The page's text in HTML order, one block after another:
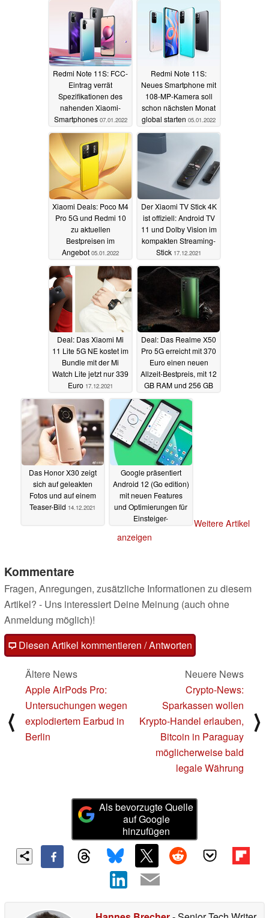
Redmi Note 11S: FCC-
Eintrag verrät
Spezifikationen des
nahenden Xiaomi-
Smartphones 07.01.2022
Redmi Note 11S:
Neues Smartphone mit
108-MP-Kamera soll
schon nächsten Monat
global starten 05.01.2022
Xiaomi Deals: Poco M4
Pro 5G und Redmi 10
zu aktuellen
Bestpreisen im
Angebot 05.01.2022
Der Xiaomi TV Stick 4K
ist offiziell: Android TV
11 und Dolby Vision im
kompakten Streaming-
Stick 17.12.2021
Deal: Das Xiaomi Mi
11 Lite 5G NE kostet im
Bundle mit der Mi
Watch Lite jetzt nur 339
Euro 17.12.2021
Deal: Das Realme X50
Pro 5G erreicht mit 370
Euro einen neuen
Allzeit-Bestpreis, mit 12
GB RAM und 256 GB
Speicher14.12.2021
Das Honor X30 zeigt
sich auf geleakten
Fotos und auf einem
Teaser-Bild 14.12.2021
Google präsentiert
Android 12 (Go edition)
mit neuen Features
und Optimierungen für
Einsteiger-
Weitere Artikel
anzeigen
Kommentare
Fragen, Anregungen, zusätzliche Informationen zu diesem
Artikel? - Uns interessiert Deine Meinung (auch ohne
Anmeldung möglich)!
Diesen Artikel kommentieren / Antworten
⟨
Ältere News
Apple AirPods Pro:
Untersuchungen wegen
explodiertem Earbud in
Berlin
Neuere News
Crypto-News:
Sparkassen wollen
Krypto-Handel erlauben,
Bitcoin in Paraguay
möglicherweise bald
legale Währung
⟩
Als bevorzugte Quelle
auf Google
hinzufügen